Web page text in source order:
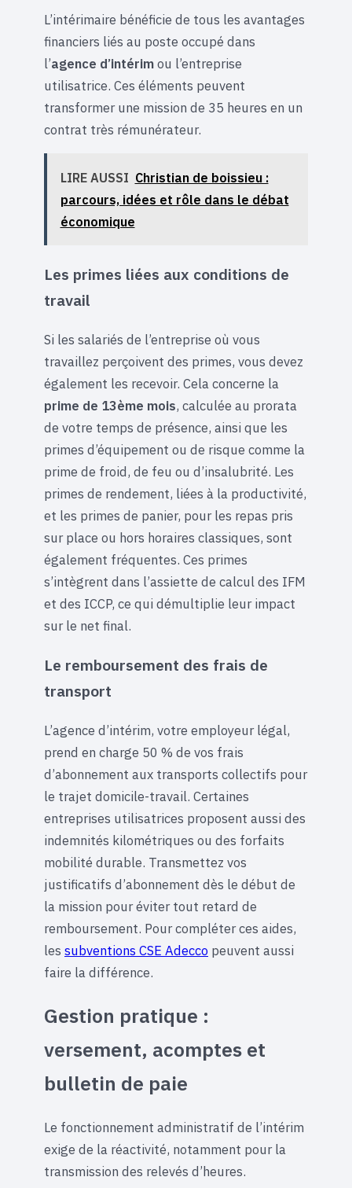
L’intérimaire bénéficie de tous les avantages
financiers liés au poste occupé dans
l’agence d’intérimou l’entreprise
utilisatrice. Ces éléments peuvent
transformer une mission de 35 heures en un
contrat très rémunérateur.
LIRE AUSSI Christian de boissieu :
parcours, idées et rôle dans le débat
économique
Les primes liées aux conditions de
travail
Si les salariés de l’entreprise où vous
travaillez perçoivent des primes, vous devez
également les recevoir. Cela concerne la
prime de 13ème mois, calculée au prorata
de votre temps de présence, ainsi que les
primes d’équipement ou de risque comme la
prime de froid, de feu ou d’insalubrité. Les
primes de rendement, liées à la productivité,
et les primes de panier, pour les repas pris
sur place ou hors horaires classiques, sont
également fréquentes. Ces primes
s’intègrent dans l’assiette de calcul des IFM
et des ICCP, ce qui démultiplie leur impact
sur le net final.
Le remboursement des frais de
transport
L’agence d’intérim, votre employeur légal,
prend en charge 50 % de vos frais
d’abonnement aux transports collectifs pour
le trajet domicile-travail. Certaines
entreprises utilisatrices proposent aussi des
indemnités kilométriques ou des forfaits
mobilité durable. Transmettez vos
justificatifs d’abonnement dès le début de
la mission pour éviter tout retard de
remboursement. Pour compléter ces aides,
les subventions CSE Adecco peuvent aussi
faire la différence.
Gestion pratique :
versement, acomptes et
bulletin de paie
Le fonctionnement administratif de l’intérim
exige de la réactivité, notamment pour la
transmission des relevés d’heures.